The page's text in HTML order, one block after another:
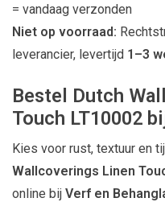
= vandaag verzonden
Niet op voorraad:
leverancier, levertijd 1–3
Bestel Dutch
Touch LT10002
Kies voor rust, textuur en
Wallcoverings Linen
online bij Verf en